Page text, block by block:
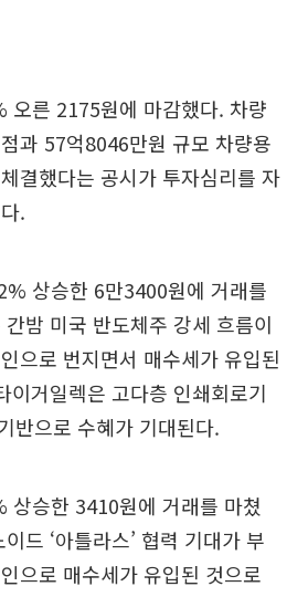
오른 2175원에 마감했다. 차량
과 57억8046만원 규모 차량용
결했다는 공시가 투자심리를 자
.
상승한 6만3400원에 거래를
밤 미국 반도체주 강세 흐름이
으로 번지면서 매수세가 유입된
이거일렉은 고다층 인쇄회로기
반으로 수혜가 기대된다.
상승한 3410원에 거래를 마쳤
드 ‘아틀라스’ 협력 기대가 부
으로 매수세가 유입된 것으로